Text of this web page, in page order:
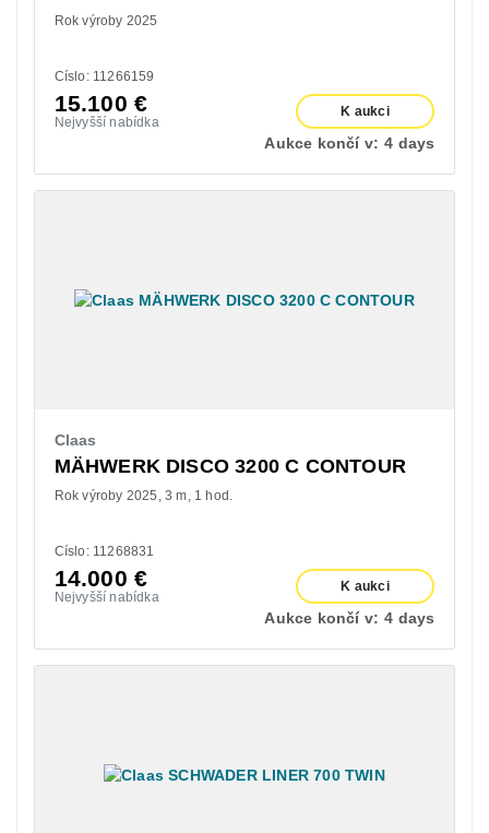
Rok výroby 2025
Císlo: 11266159
15.100 €
Nejvyšší nabídka
K aukci
Aukce končí v: 4 days
Claas
MÄHWERK DISCO 3200 C CONTOUR
Rok výroby 2025 3 m 1 hod.
Císlo: 11268831
14.000 €
Nejvyšší nabídka
K aukci
Aukce končí v: 4 days